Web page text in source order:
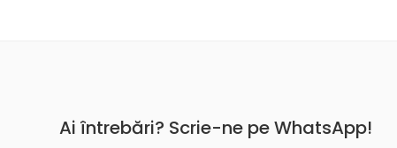
Ai întrebări? Scrie-ne pe WhatsApp!